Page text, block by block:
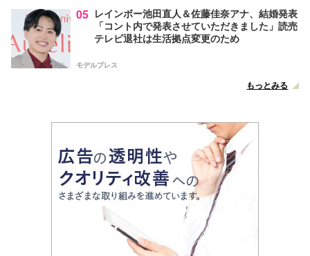
05 レインボー池田直人＆佐藤佳奈アナ、結婚発表
「コント内で発表させていただきました」読売
テレビ退社は生活拠点変更のため
モデルプレス
もっとみる